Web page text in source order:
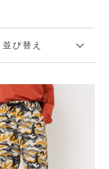
並び替え